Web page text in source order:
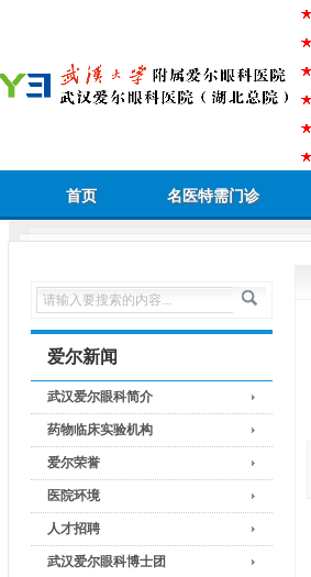
首页 名医特需门诊
爱尔新闻
武汉爱尔眼科简介
药物临床实验机构
爱尔荣誉
医院环境
人才招聘
武汉爱尔眼科博士团